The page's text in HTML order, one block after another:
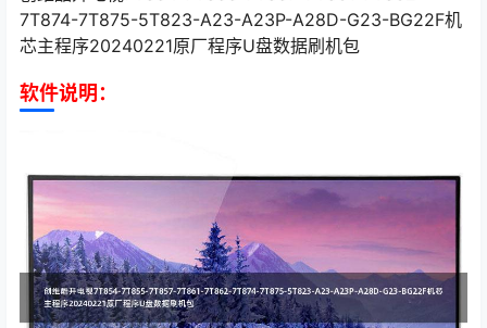
7T874-7T875-5T823-A23-A23P-A28D-G23-BG22F机
芯主程序20240221原厂程序U盘数据刷机包
软件说明：